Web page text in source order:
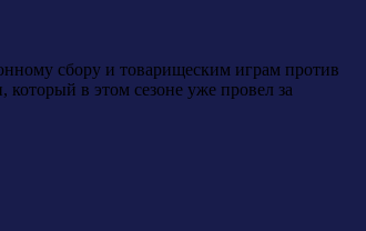
сбору и товарищеским играм против
в этом сезоне уже провел за